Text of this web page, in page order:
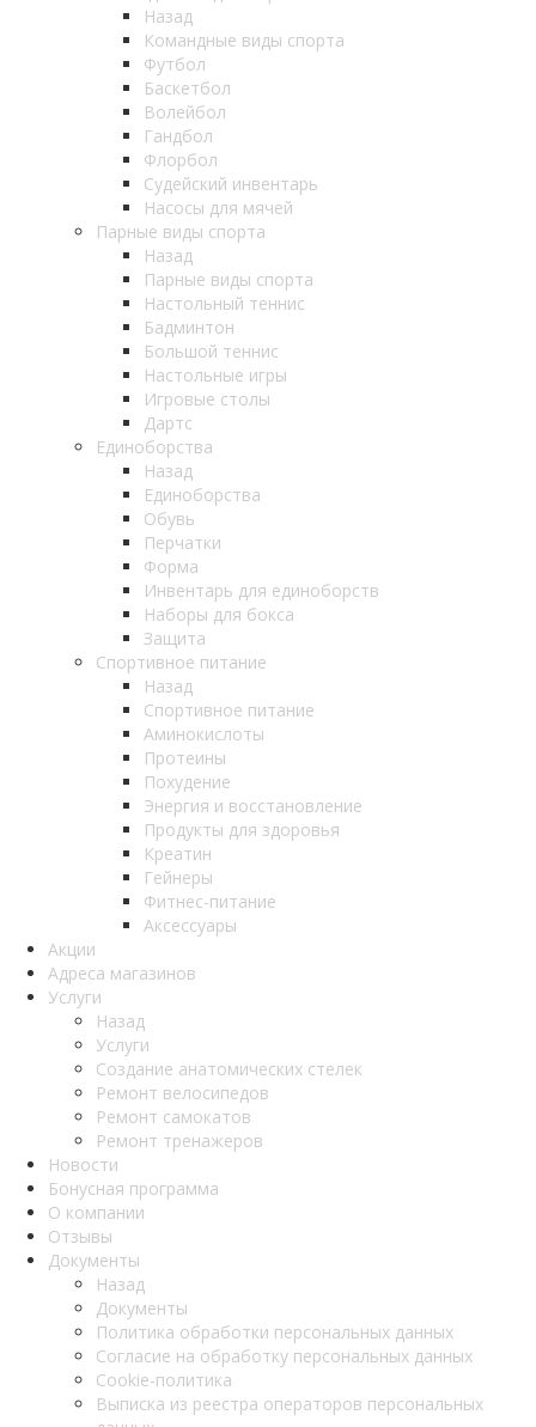
Назад
Командные виды спорта
Футбол
Баскетбол
Волейбол
Гандбол
Флорбол
Судейский инвентарь
Насосы для мячей
Парные виды спорта
Назад
Парные виды спорта
Настольный теннис
Бадминтон
Большой теннис
Настольные игры
Игровые столы
Дартс
Единоборства
Назад
Единоборства
Обувь
Перчатки
Форма
Инвентарь для единоборств
Наборы для бокса
Защита
Спортивное питание
Назад
Спортивное питание
Аминокислоты
Протеины
Похудение
Энергия и восстановление
Продукты для здоровья
Креатин
Гейнеры
Фитнес-питание
Аксессуары
Акции
Адреса магазинов
Услуги
Назад
Услуги
Создание анатомических стелек
Ремонт велосипедов
Ремонт самокатов
Ремонт тренажеров
Новости
Бонусная программа
О компании
Отзывы
Документы
Назад
Документы
Политика обработки персональных данных
Согласие на обработку персональных данных
Cookie-политика
Выписка из реестра операторов персональных